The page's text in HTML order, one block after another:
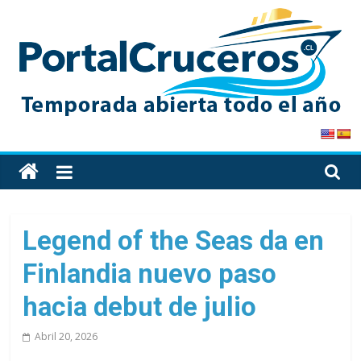
content
PortalCruceros
Toda
la
de
cruceros
en
un
solo
Legend of the Seas da en
Finlandia nuevo paso
hacia debut de julio
Abril 20, 2026